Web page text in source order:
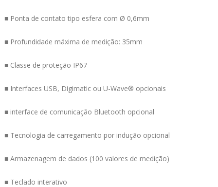
■ Ponta de contato tipo esfera com Ø 0,6mm
■ Profundidade máxima de medição: 35mm
■ Classe de proteção IP67
■ Interfaces USB, Digimatic ou U-Wave® opcionais
■ interface de comunicação Bluetooth opcional
■ Tecnologia de carregamento por indução opcional
■ Armazenagem de dados (100 valores de medição)
■ Teclado interativo